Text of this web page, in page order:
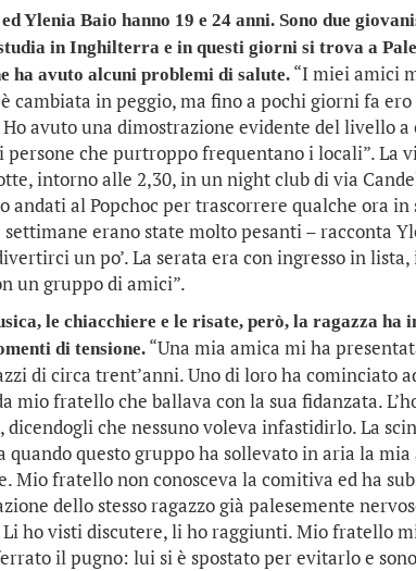
Ylenia Baio hanno 19 e 24 anni. Sono due
in Inghilterra e in questi giorni si trova a
ha avuto alcuni problemi di salute. “I miei amici
cambiata in peggio, ma fino a pochi giorni fa
avuto una dimostrazione evidente del livello
persone che purtroppo frequentano i locali”. La
intorno alle 2,30, in un night club di via
andati al Popchoc per trascorrere qualche ora
erano state molto pesanti – racconta
un po’. La serata era con ingresso in
un gruppo di amici”.
le chiacchiere e le risate, però, la ragazza
di tensione. “Una mia amica mi ha
di circa trent’anni. Uno di loro ha cominciato
mio fratello che ballava con la sua fidanzata.
dicendogli che nessuno voleva infastidirlo. La
quando questo gruppo ha sollevato in aria la
Mio fratello non conosceva la comitiva ed ha
dello stesso ragazzo già palesemente
ho visti discutere, li ho raggiunti. Mio fratello
il pugno: lui si è spostato per evitarlo e